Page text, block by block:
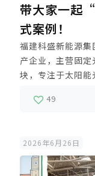
带大家一起
式案例！
福建科盛新能源
产企业，主营固
块，专注于太阳
售。作为福建首
科盛在厦门、漳
49
2026年6月26日